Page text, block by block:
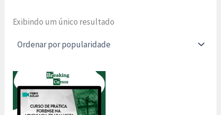
Exibindo um único resultado